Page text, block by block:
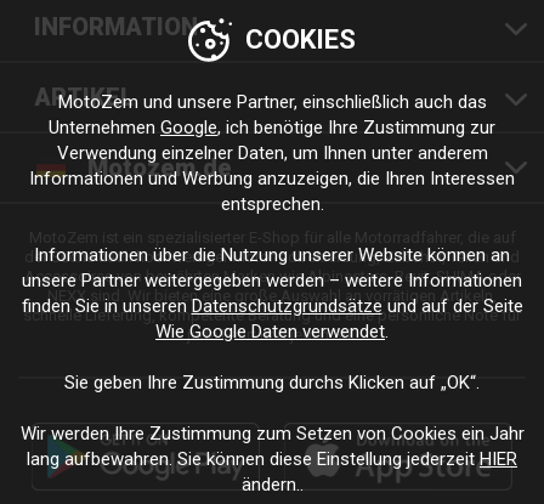
INFORMATION
ARTIKEL
Motozem.de
der Suche nach hochwertiger Motorradbekleidung, Zubehör, Teilen und
Accessoires von bewährten Marken wie Alpinestars, Revit, SHIMA oder
NEXX sind. Wir bieten eine große Auswahl an vorrätigen Artikeln,
schnelle Lieferung, kompetente Beratung und eine persönliche Note für
jede Fahrt und jeden Stil.
COOKIES
MotoZem und unsere Partner, einschließlich auch das
Unternehmen Google, ich benötige Ihre Zustimmung zur
Verwendung einzelner Daten, um Ihnen unter anderem
Informationen und Werbung anzuzeigen, die Ihren Interessen
entsprechen.
Informationen über die Nutzung unserer Website können an
unsere Partner weitergegeben werden – weitere Informationen
finden Sie in unseren Datenschutzgrundsätze und auf der Seite
Wie Google Daten verwendet.
Sie geben Ihre Zustimmung durchs Klicken auf „OK“.
Wir werden Ihre Zustimmung zum Setzen von Cookies ein Jahr
lang aufbewahren. Sie können diese Einstellung jederzeitHIER
ändern..